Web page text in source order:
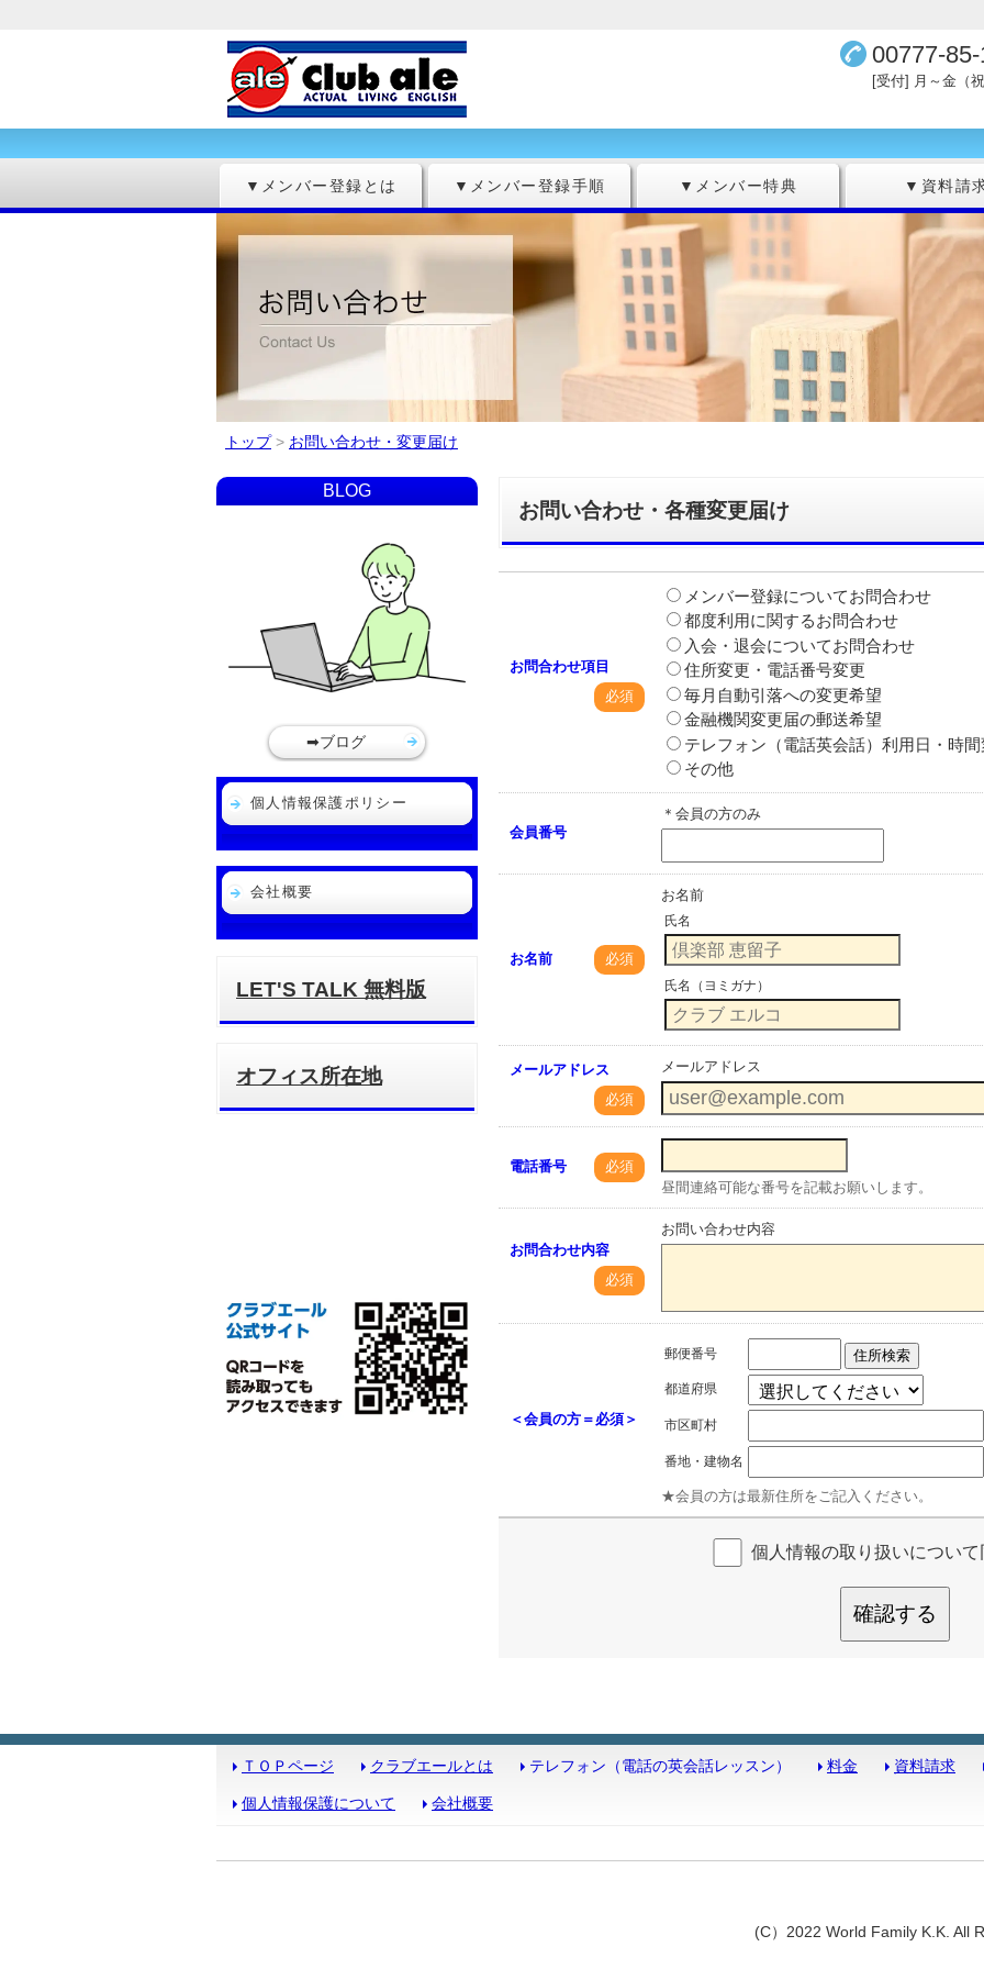
00777-
[受付] 月～金（
▼メンバー登録とは ▼メンバー登録手順 ▼メンバー特典 ▼資料請
トップ > お問い合わせ・変更届け
お問い合わせ・各種変更届け
お問合わせ項目
必須
メンバー登録についてお問合わせ
都度利用に関するお問合わせ
入会・退会についてお問合わせ
住所変更・電話番号変更
毎月自動引落への変更希望
金融機関変更届の郵送希望
テレフォン（電話英会話）利用日・時
その他
会員番号
＊会員の方のみ
お名前 必須
お名前
氏名
氏名（ヨミガナ）
メールアドレス
必須
メールアドレス
電話番号
必須
昼間連絡可能な番号を記載お願いします。
お問合わせ内容
必須
お問い合わせ内容
＜会員の方＝必須＞
郵便番号 住所検索
都道府県
市区町村
番地・建物名
★会員の方は最新住所をご記入ください。
個人情報の取り扱いについて
確認する
BLOG
➡ブログ
個人情報保護ポリシー
会社概要
LET'S TALK 無料版
オフィス所在地
ＴＯＰページ クラブエールとは テレフォン（電話の英会話レッスン） 料金 資料請求
個人情報保護について 会社概要
(C）2022 World Family K.K. All